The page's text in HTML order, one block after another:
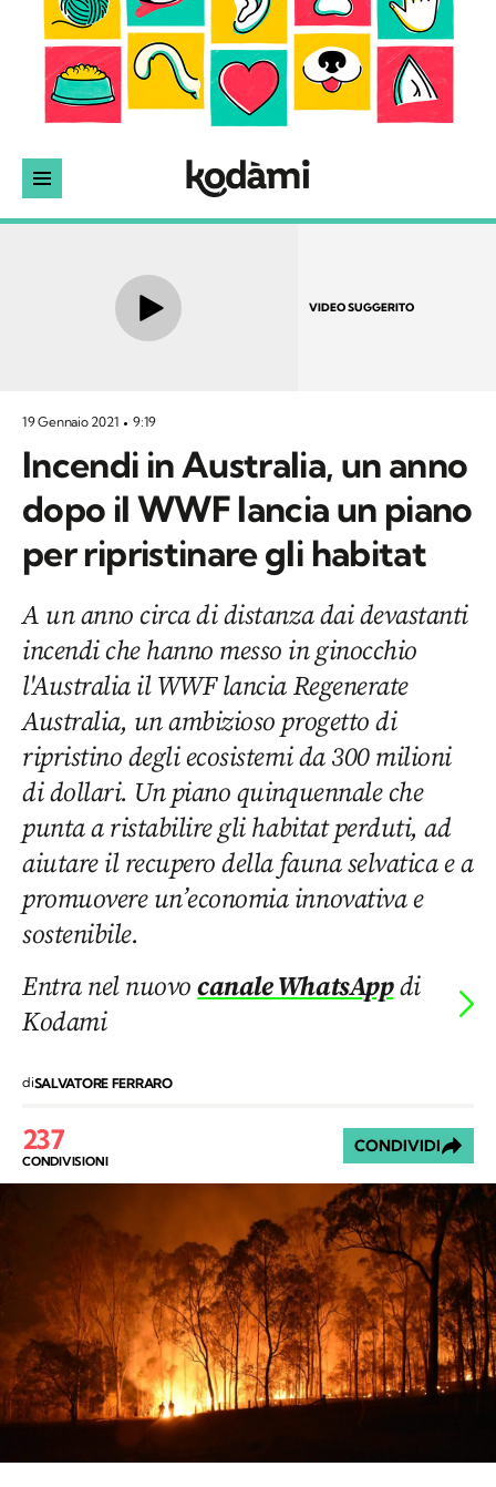
VIDEO SUGGERITO
19 Gennaio 2021 9:19
Incendi in Australia, un anno
dopo il WWF lancia un piano
per ripristinare gli habitat
A un anno circa di distanza dai devastanti
incendi che hanno messo in ginocchio
l'Australia il WWF lancia Regenerate
Australia, un ambizioso progetto di
ripristino degli ecosistemi da 300 milioni
di dollari. Un piano quinquennale che
punta a ristabilire gli habitat perduti, ad
aiutare il recupero della fauna selvatica e a
promuovere un’economia innovativa e
sostenibile.
Entra nel nuovocanale WhatsAppdi
Kodami
diSALVATORE FERRARO
237
CONDIVISIONI
CONDIVIDI